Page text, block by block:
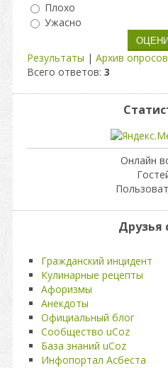
Плохо
Ужасно
Результаты | Архив опросов
Всего ответов: 3
Онлайн
Друзья
Гражданский инцидент
Кулинарные рецепты
Афоризмы
Анекдоты
Официальный блог
Сообщество uCoz
База знаний uCoz
Инфопортал Асбеста